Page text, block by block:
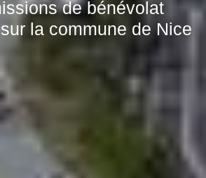
de bénévolat
la commune de Nice